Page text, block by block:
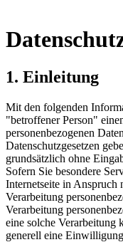
1. Einleitung
Mit den folgenden
"betroffener Person"
personenbezogenen
Datenschutzgesetzen
grundsätzlich ohne
Sofern Sie besondere
Internetseite in Anspruch
Verarbeitung
Verarbeitung
eine solche Verarbeitung
generell eine